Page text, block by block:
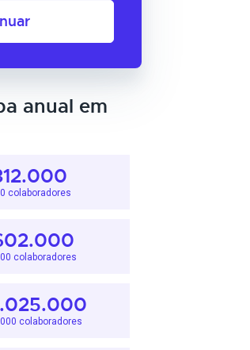
anual em
colaboradores
colaboradores
colaboradores